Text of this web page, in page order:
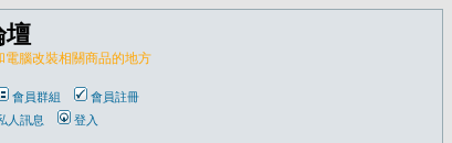
壇
電腦改裝相關商品的地方
會員群組
會員註冊
人訊息 登入